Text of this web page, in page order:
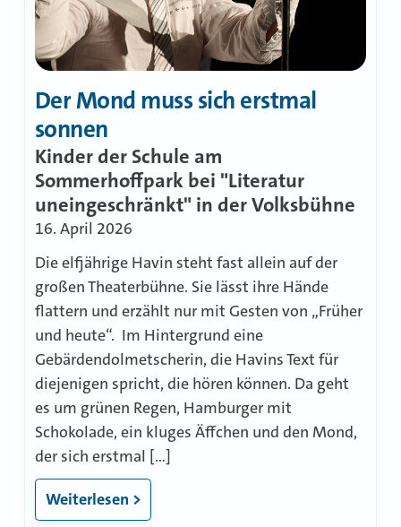
Der Mond muss sich erstmal
sonnen
Kinder der Schule am
Sommerhoffpark bei "Literatur
uneingeschränkt" in der Volksbühne
16. April 2026
Die elfjährige Havin steht fast allein auf der
großen Theaterbühne. Sie lässt ihre Hände
flattern und erzählt nur mit Gesten von „Früher
und heute“. Im Hintergrund eine
Gebärdendolmetscherin, die Havins Text für
diejenigen spricht, die hören können. Da geht
es um grünen Regen, Hamburger mit
Schokolade, ein kluges Äffchen und den Mond,
der sich erstmal […]
Weiterlesen >